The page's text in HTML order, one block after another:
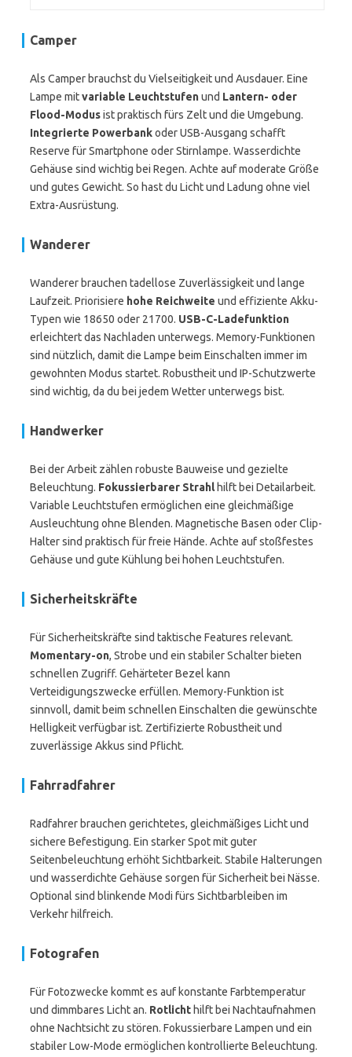
Camper
Als Camper brauchst du Vielseitigkeit und Ausdauer. Eine
Lampe mitvariable Leuchtstufenund Lantern- oder
Flood-Modusist praktisch fürs Zelt und die Umgebung.
Integrierte Powerbankoder USB-Ausgang schafft
Reserve für Smartphone oder Stirnlampe. Wasserdichte
Gehäuse sind wichtig bei Regen. Achte auf moderate Größe
und gutes Gewicht. So hast du Licht und Ladung ohne viel
Extra-Ausrüstung.
Wanderer
Wanderer brauchen tadellose Zuverlässigkeit und lange
Laufzeit. Priorisiere hohe Reichweite und effiziente Akku-
Typen wie 18650 oder 21700. USB-C-Ladefunktion
erleichtert das Nachladen unterwegs. Memory-Funktionen
sind nützlich, damit die Lampe beim Einschalten immer im
gewohnten Modus startet. Robustheit und IP-Schutzwerte
sind wichtig, da du bei jedem Wetter unterwegs bist.
Handwerker
Bei der Arbeit zählen robuste Bauweise und gezielte
Beleuchtung. Fokussierbarer Strahlhilft bei Detailarbeit.
Variable Leuchtstufen ermöglichen eine gleichmäßige
Ausleuchtung ohne Blenden. Magnetische Basen oder Clip-
Halter sind praktisch für freie Hände. Achte auf stoßfestes
Gehäuse und gute Kühlung bei hohen Leuchtstufen.
Sicherheitskräfte
Für Sicherheitskräfte sind taktische Features relevant.
Momentary-on, Strobe und ein stabiler Schalter bieten
schnellen Zugriff. Gehärteter Bezel kann
Verteidigungszwecke erfüllen. Memory-Funktion ist
sinnvoll, damit beim schnellen Einschalten die gewünschte
Helligkeit verfügbar ist. Zertifizierte Robustheit und
zuverlässige Akkus sind Pflicht.
Fahrradfahrer
Radfahrer brauchen gerichtetes, gleichmäßiges Licht und
sichere Befestigung. Ein starker Spot mit guter
Seitenbeleuchtung erhöht Sichtbarkeit. Stabile Halterungen
und wasserdichte Gehäuse sorgen für Sicherheit bei Nässe.
Optional sind blinkende Modi fürs Sichtbarbleiben im
Verkehr hilfreich.
Fotografen
Für Fotozwecke kommt es auf konstante Farbtemperatur
und dimmbares Licht an. Rotlicht hilft bei Nachtaufnahmen
ohne Nachtsicht zu stören. Fokussierbare Lampen und ein
stabiler Low-Mode ermöglichen kontrollierte Beleuchtung.